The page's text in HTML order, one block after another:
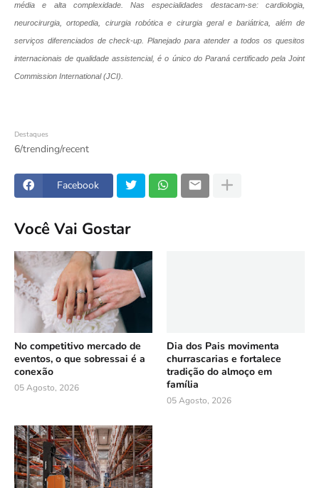
média e alta complexidade. Nas especialidades destacam-se: cardiologia,
neurocirurgia, ortopedia, cirurgia robótica e cirurgia geral e bariátrica, além de
serviços diferenciados de check-up. Planejado para atender a todos os quesitos
internacionais de qualidade assistencial, é o único do Paraná certificado pela Joint
Commission International (JCI).
Destaques
6/trending/recent
Facebook
Você Vai Gostar
No competitivo mercado de
eventos, o que sobressai é a
conexão
05 Agosto, 2026
Dia dos Pais movimenta
churrascarias e fortalece
tradição do almoço em
família
05 Agosto, 2026